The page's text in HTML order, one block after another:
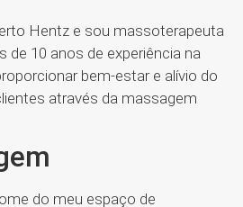
Hentz e sou massoterapeuta
de 10 anos de experiência na
bem-estar e alívio do
através da massagem
do meu espaço de